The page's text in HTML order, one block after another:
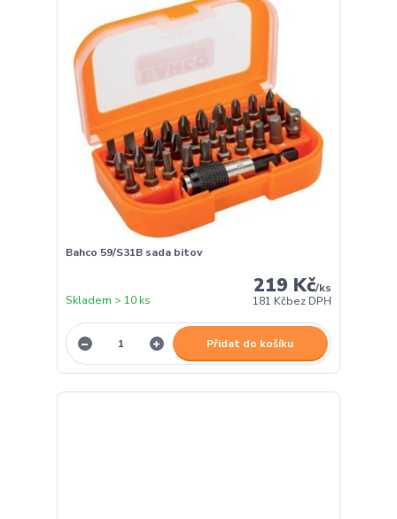
Bahco 59/S31B sada bitov
219 Kč/ks
181 Kčbez DPH
Skladem > 10 ks
Přidat do košíku